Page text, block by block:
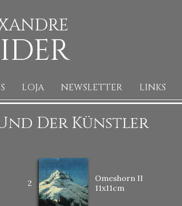
LOJA NEWSLETTER LINKS
Der Künstler
2
Omeshorn II
11x11cm